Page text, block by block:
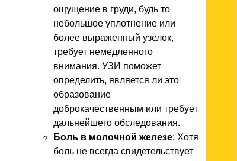
ощущение в груди, будь то
небольшое уплотнение или
более выраженный узелок,
требует немедленного
внимания. УЗИ поможет
определить, является ли это
образование
доброкачественным или требует
дальнейшего обследования.
Боль в молочной железе: Хотя
боль не всегда свидетельствует